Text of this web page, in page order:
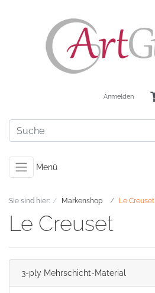
Anmelden
Menü
Sie sind hier: Markenshop Le Creuset
Le Creuset
3-ply Mehrschicht-Material